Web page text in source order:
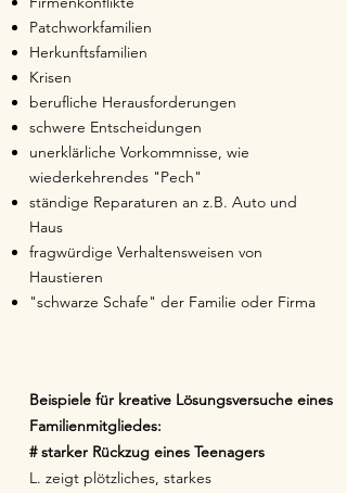
Patchworkfamilien
Herkunftsfamilien
Krisen
berufliche Herausforderungen
schwere Entscheidungen
unerklärliche Vorkommnisse, wie
wiederkehrendes "Pech"
ständige Reparaturen an z.B. Auto und
Haus
fragwürdige Verhaltensweisen von
Haustieren
"schwarze Schafe" der Familie oder Firma
Beispiele für kreative Lösungsversuche eines
Familienmitgliedes:
# starker Rückzug eines Teenagers
L. zeigt plötzliches, starkes